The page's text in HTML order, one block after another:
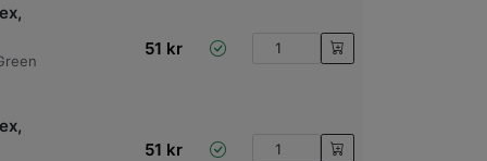
51 kr
51 kr